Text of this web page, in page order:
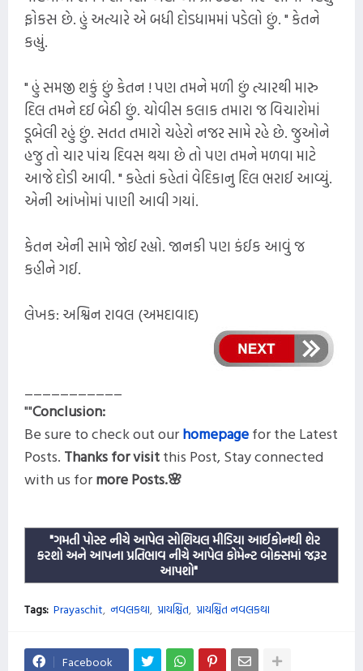
ફોકસ છે. હું અત્યારે એ બધી દોડધામમાં પડેલો છું. " કેતને
કહ્યું.
" હું સમજી શકું છું કેતન ! પણ તમને મળી છું ત્યારથી મારુ
દિલ તમને દઈ બેઠી છું. ચોવીસ કલાક તમારા જ વિચારોમાં
ડૂબેલી રહું છું. સતત તમારો ચહેરો નજર સામે રહે છે. જુઓને
હજુ તો ચાર પાંચ દિવસ થયા છે તો પણ તમને મળવા માટે
આજે દોડી આવી. " કહેતાં કહેતાં વેદિકાનુ દિલ ભરાઈ આવ્યું.
એની આંખોમાં પાણી આવી ગયાં.
કેતન એની સામે જોઈ રહ્યો. જાનકી પણ કંઈક આવું જ
કહીને ગઈ.
લેખક: અશ્વિન રાવલ (અમદાવાદ)
""Conclusion:
Be sure to check out ourhomepagefor the Latest
Posts. Thanks for visitthis Post, Stay connected
with us formorePosts.🌸
"ગમતી પોસ્ટ નીચે આપેલ સોશિયલ મીડિયા આઈકોનથી શેર
કરશો અને આપના પ્રતિભાવ નીચે આપેલ કોમેન્ટ બોક્સમાં જરૂર
આપશો"
Tags: Prayaschit નવલકથા પ્રાયશ્ચિત પ્રાયશ્ચિત નવલકથા
Facebook